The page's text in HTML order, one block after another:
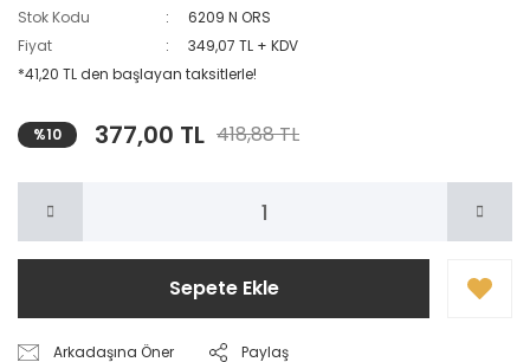
Stok Kodu
6209 N ORS
Fiyat
349,07 TL + KDV
*41,20 TL den başlayan taksitlerle!
%10 377,00 TL 418,88 TL
Sepete Ekle
Arkadaşına Öner Paylaş